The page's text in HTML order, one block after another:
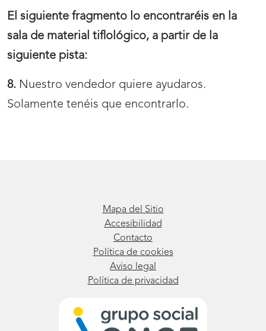
El siguiente fragmento lo encontraréis en la
sala de material tiflológico, a partir de la
siguiente pista:
8. Nuestro vendedor quiere ayudaros.
Solamente tenéis que encontrarlo.
Mapa del Sitio
Accesibilidad
Contacto
Política de cookies
Aviso legal
Política de privacidad